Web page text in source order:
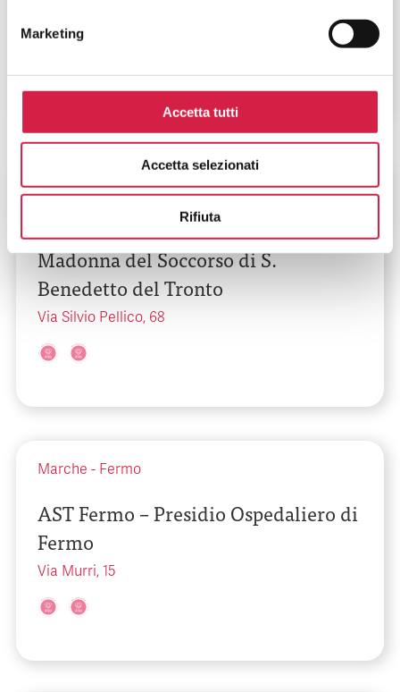
Marketing
Accetta tutti
Accetta selezionati
Rifiuta
Via degli Iris - Località Monticelli
Marche-Ascoli Piceno
AST Ascoli Piceno – Ospedale
Madonna del Soccorso di S.
Benedetto del Tronto
Via Silvio Pellico, 68
Marche - Fermo
AST Fermo – Presidio Ospedaliero di
Fermo
Via Murri, 15